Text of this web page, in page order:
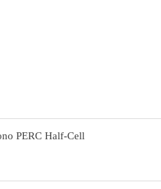
PERC Half-Cell